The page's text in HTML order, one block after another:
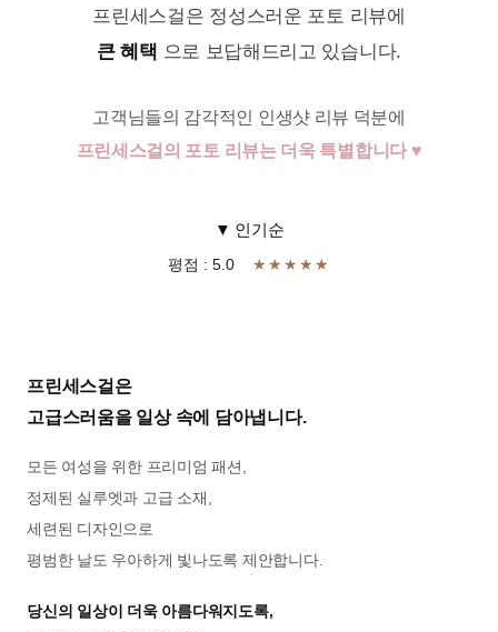
프린세스걸은 정성스러운 포토 리뷰에
큰 혜택 으로 보답해드리고 있습니다.
고객님들의 감각적인 인생샷 리뷰 덕분에
프린세스걸의 포토 리뷰는 더욱 특별합니다 ♥
▼ 인기순
평점 : 5.0 ★★★★★
프린세스걸은
고급스러움을 일상 속에 담아냅니다.
모든 여성을 위한 프리미엄 패션,
정제된 실루엣과 고급 소재,
세련된 디자인으로
평범한 날도 우아하게 빛나도록 제안합니다.
당신의 일상이 더욱 아름다워지도록,